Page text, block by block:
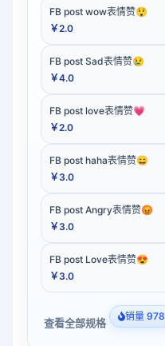
FB post wow表情赞😲
￥2.0
FB post Sad表情赞😢
￥4.0
FB post love表情赞💗
￥2.0
FB post haha表情赞😄
￥3.0
FB post Angry表情赞😡
￥3.0
FB post Love表情赞😍
￥3.0
查看全部规格 销量 978